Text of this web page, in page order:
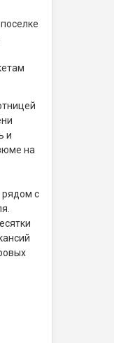
и
на
рядом с